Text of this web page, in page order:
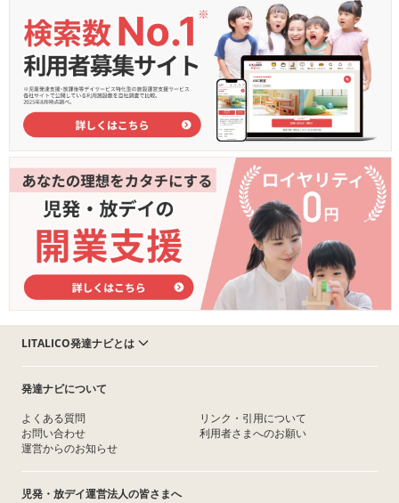
LITALICO発達ナビとは
発達ナビについて
よくある質問
お問い合わせ
運営からのお知らせ
リンク・引用について
利用者さまへのお願い
児発・放デイ運営法人の皆さまへ